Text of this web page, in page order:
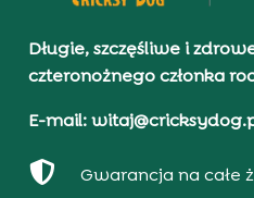
Długie, szczęśliwe i
czteronożnego członka
E-mail:
 Gwarancja na całe